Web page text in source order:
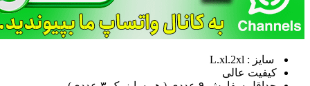
سایز : L.xl.2xl
کیفیت عالی